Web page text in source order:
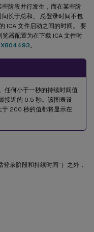
阶段并行发生，而在某些阶
长于总和。 总登录时间不包
ICA 文件启动之间的时间。 要
器配置为在下载 ICA 文件时
。
任何小于一秒的持续时间值
接近的 0.5 秒。该图表设
于 200 秒的值都将显示在
录阶段和持续时间”）之外，